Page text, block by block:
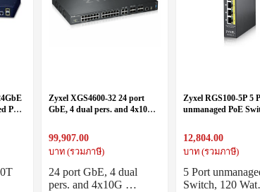
PoE
Zyxel XGS4600-32 24 port
GbE, 4 dual pers. and 4x10G
99,907.00
บาท (รวมภาษี)
24 port GbE, 4 dual
pers. and 4x10G …
Zyxel RGS100-5P 5
unmanaged PoE
58V DC
12,804.00
บาท (รวมภาษี)
5 Port
Switch, 120